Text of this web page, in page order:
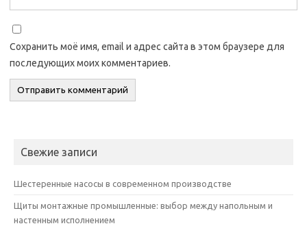
Сохранить моё имя, email и адрес сайта в этом браузере для
последующих моих комментариев.
Свежие записи
Шестеренные насосы в современном производстве
Щиты монтажные промышленные: выбор между напольным и
настенным исполнением